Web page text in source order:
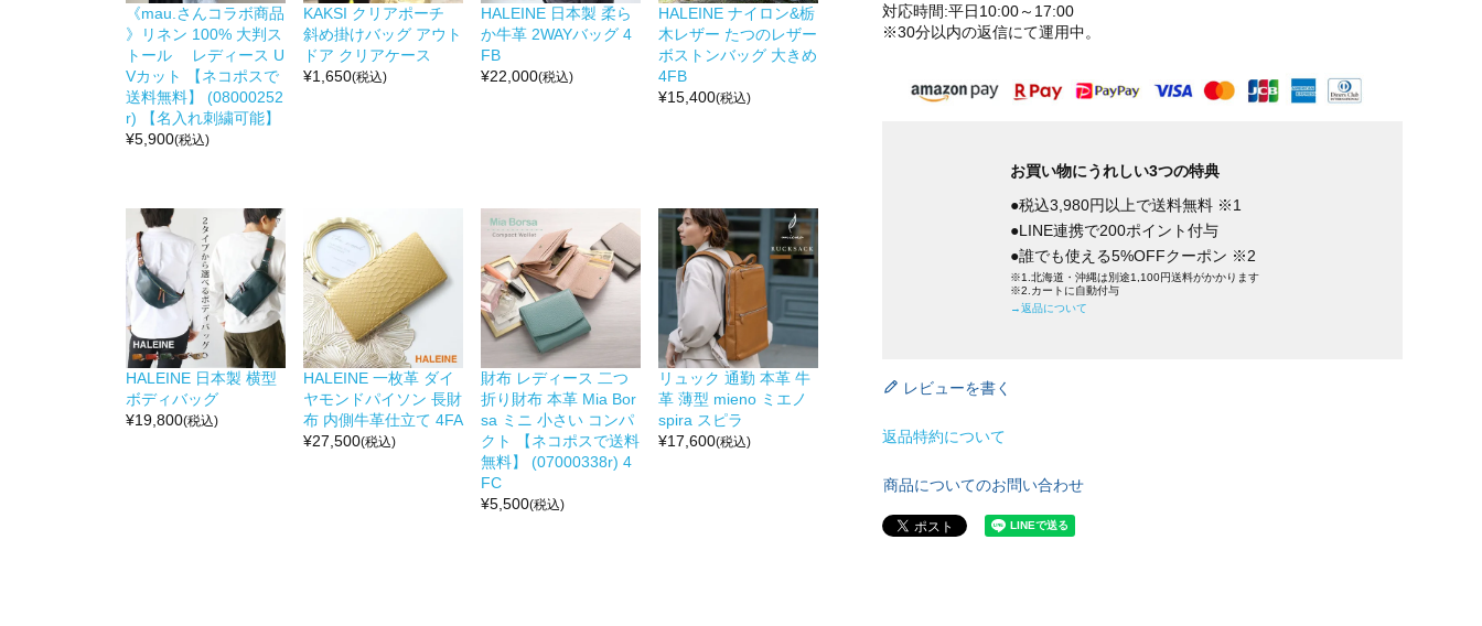
《mau.さんコラボ商品
》リネン 100% 大判ス
トール レディース U
Vカット 【ネコポスで
送料無料】 (08000252
r) 【名入れ刺繍可能】
¥5,900(税込)
KAKSI クリアポーチ
斜め掛けバッグ アウト
ドア クリアケース
¥1,650(税込)
HALEINE 日本製 柔ら
か牛革 2WAYバッグ 4
FB
¥22,000(税込)
HALEINE ナイロン&栃
木レザー たつのレザー
ボストンバッグ 大きめ
4FB
¥15,400(税込)
HALEINE 日本製 横型
ボディバッグ
¥19,800(税込)
HALEINE 一枚革 ダイ
ヤモンドパイソン 長財
布 内側牛革仕立て 4FA
¥27,500(税込)
財布 レディース 二つ
折り財布 本革 Mia Bor
sa ミニ 小さい コンパ
クト 【ネコポスで送料
無料】 (07000338r) 4
FC
¥5,500(税込)
リュック 通勤 本革 牛
革 薄型 mieno ミエノ
spira スピラ
¥17,600(税込)
対応時間:平日10:00～17:00
※30分以内の返信にて運用中。
お買い物にうれしい3つの特典
●税込3,980円以上で送料無料 ※1
●LINE連携で200ポイント付与
●誰でも使える5%OFFクーポン ※2
※1.北海道・沖縄は別途1,100円送料がかかります
※2.カートに自動付与
→返品について
レビューを書く
返品特約について
商品についてのお問い合わせ